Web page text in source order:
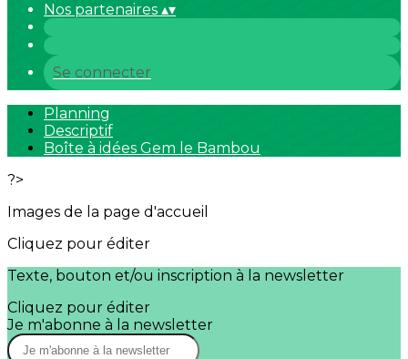
Nos partenaires ▴▾
Se connecter
Planning
Descriptif
Boîte à idées Gem le Bambou
?>
Images de la page d'accueil
Cliquez pour éditer
Texte, bouton et/ou inscription à la newsletter
Cliquez pour éditer
Je m'abonne à la newsletter